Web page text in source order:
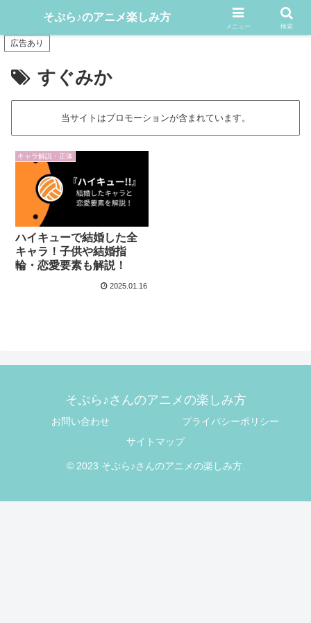
アニメや漫画をどんどん楽しむ情報発信サイト
広告あり
すぐみか
当サイトはプロモーションが含まれています。
キャラ解説・正体
ハイキューで結婚した全
キャラ！子供や結婚指
輪・恋愛要素も解説！
2025.01.16
そぷら♪さんのアニメの楽しみ方
お問い合わせ
プライバシーポリシー
サイトマップ
© 2023 そぷら♪さんのアニメの楽しみ方.
そぷら♪のアニメ楽しみ方
メニュー 検索